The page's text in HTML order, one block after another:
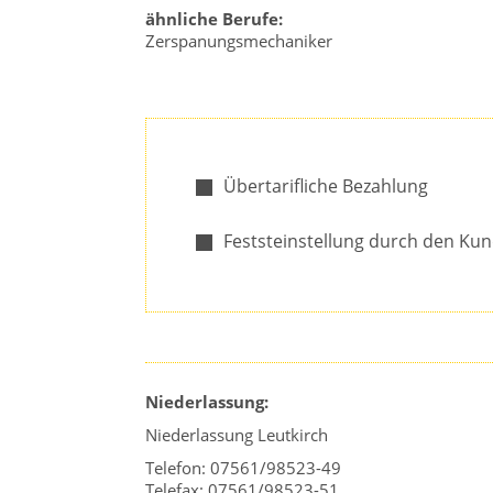
ähnliche Berufe:
Zerspanungsmechaniker
Übertarifliche Bezahlung
Feststeinstellung durch den
Niederlassung:
Niederlassung Leutkirch
Telefon: 07561/98523-49